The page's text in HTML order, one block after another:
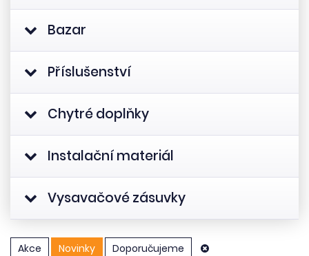
Bazar
Příslušenství
Chytré doplňky
Instalační materiál
Vysavačové zásuvky
Akce Novinky Doporučujeme